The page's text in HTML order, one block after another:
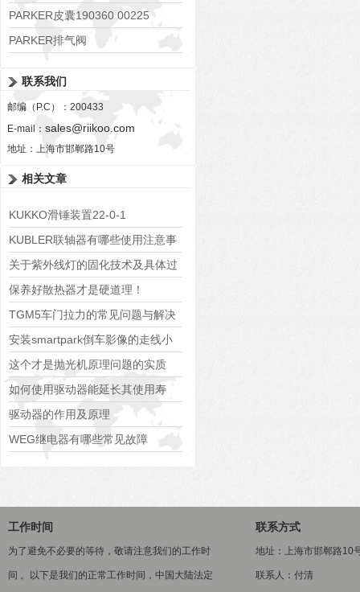
PARKER皮囊190360 00225
PARKER排气阀
联系我们
邮编（P.C）：200433
E-mail： sales@riikoo.com
地址：上海市邯郸路10号
相关文章
KUKKO滑锤装置22-0-1
KUBLER联轴器有哪些使用注意事
项
关于紫外线灯的固化技术及具体过
程您都了解吗？
保养好散热器才是硬道理！
TGM5车门拉力的常见问题与解决
方案
安装smartpark倒车影像的走线小
技巧分享
这个才是抛光机原理问题的实质
如何使用驱动器能延长其使用寿
命？
驱动器的作用及原理
WEG继电器有哪些常见故障
工作时间
为了避免不必要的等待，敬请注意我们的工作时
间 。以下是我们的正常工作时间，中国大陆法定
联系方式
地址：上海市邯郸路10
联系人：付清